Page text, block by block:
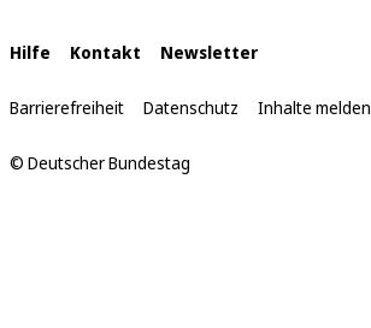
Interne
Links
Hilfe Kontakt Newsletter
Barrierefreiheit Datenschutz Inhalte melden
© Deutscher Bundestag